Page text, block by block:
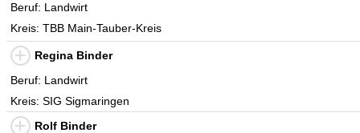
Beruf: Landwirt
Kreis: TBB Main-Tauber-Kreis
Regina Binder
Beruf: Landwirt
Kreis: SIG Sigmaringen
Rolf Binder